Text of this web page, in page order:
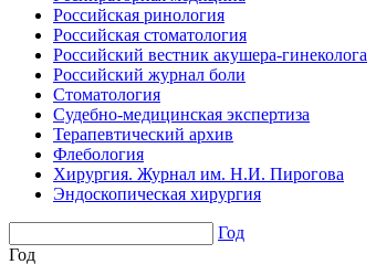
Российская ринология
Российская стоматология
Российский вестник акушера-гинеколога
Российский журнал боли
Стоматология
Судебно-медицинская экспертиза
Терапевтический архив
Флебология
Хирургия. Журнал им. Н.И. Пирогова
Эндоскопическая хирургия
Год
Год